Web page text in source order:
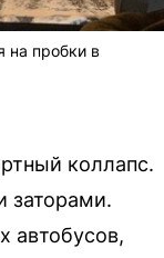
на пробки в
коллапс.
заторами.
автобусов,